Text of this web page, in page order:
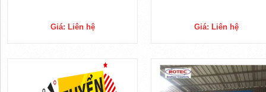
Giá: Liên hệ Giá: Liên hệ